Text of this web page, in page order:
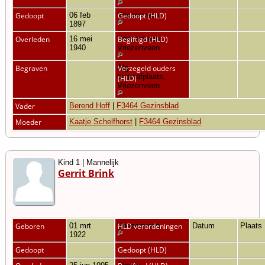
Gedoopt
06 feb
1897
Vriezenveen
Gedoopt (HLD)
Overleden
16 mei
1940
Vriezenveen,
Vriezenveen
Begiftigd (HLD)
Begraven
Alg.
begraafplaats,
Vriezenveen
Verzegeld ouders
(HLD)
Vader Berend Hoff F3464 Gezinsblad
Moeder Kaatje Schelfhorst F3464 Gezinsblad
Kind 1 | Mannelijk
Gerrit Brink
Geboren
01 mrt
1922
Vriezenveen
HLD verordeningen Datum Plaats
Gedoopt
Gedoopt (HLD)